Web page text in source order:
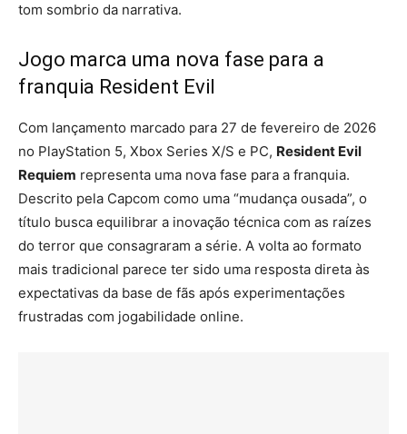
tom sombrio da narrativa.
Jogo marca uma nova fase para a
franquia Resident Evil
Com lançamento marcado para 27 de fevereiro de 2026
no PlayStation 5, Xbox Series X/S e PC, Resident Evil
Requiem representa uma nova fase para a franquia.
Descrito pela Capcom como uma “mudança ousada”, o
título busca equilibrar a inovação técnica com as raízes
do terror que consagraram a série. A volta ao formato
mais tradicional parece ter sido uma resposta direta às
expectativas da base de fãs após experimentações
frustradas com jogabilidade online.